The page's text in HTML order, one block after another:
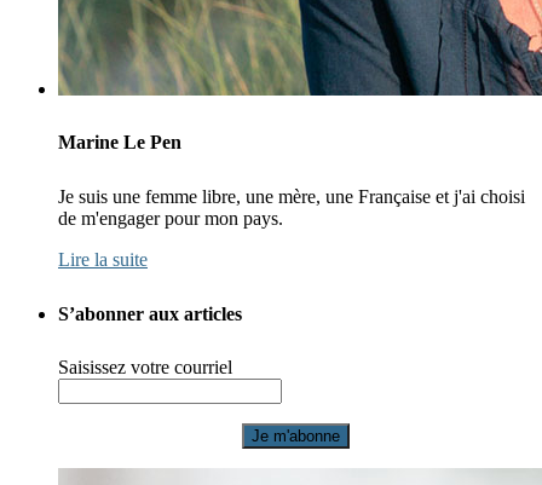
Marine Le Pen
Je suis une femme libre, une mère, une Française et j'ai choisi
de m'engager pour mon pays.
Lire la suite
S’abonner aux articles
Saisissez votre courriel
Je m'abonne